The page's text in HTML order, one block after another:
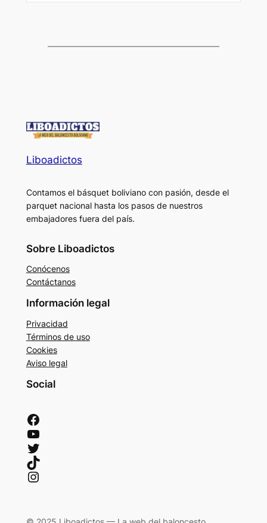
Liboadictos
Contamos el básquet boliviano con pasión, desde el
parquet nacional hasta los pasos de nuestros
embajadores fuera del país.
Sobre Liboadictos
Conócenos
Contáctanos
Información legal
Privacidad
Términos de uso
Cookies
Aviso legal
Social
Facebook
YouTube
Twitter
TikTok
Instagram